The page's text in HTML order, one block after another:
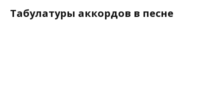
Табулатуры аккордов в песне